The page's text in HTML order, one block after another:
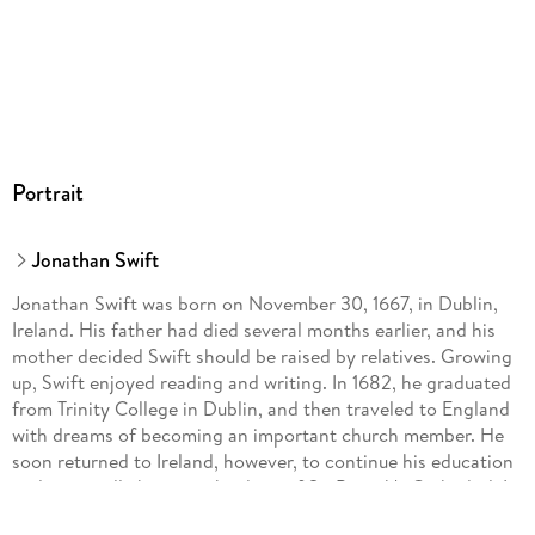
Portrait
Jonathan Swift
Jonathan Swift was born on November 30, 1667, in Dublin,
Ireland. His father had died several months earlier, and his
mother decided Swift should be raised by relatives. Growing
up, Swift enjoyed reading and writing. In 1682, he graduated
from Trinity College in Dublin, and then traveled to England
with dreams of becoming an important church member. He
soon returned to Ireland, however, to continue his education
and eventually become the dean of St. Patrick's Cathedral. In